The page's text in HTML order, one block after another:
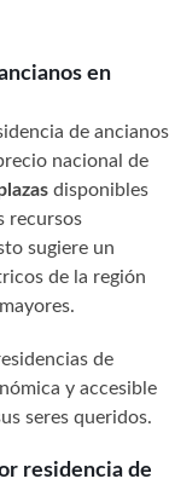
en
de ancianos
nacional de
disponibles
recursos
sugiere un
de la región
de
y accesible
seres queridos.
residencia de